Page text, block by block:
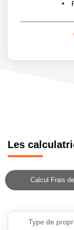
Les
Calcul Frais